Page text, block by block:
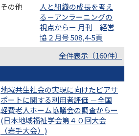
その他
人と組織の成長を考え
る－アンラーニングの
視点からー 月刊 経営
協２月号 508,4-5頁
全件表示（160件）
地域共生社会の実現に向けたピアサ
ポートに関する利用者評価 －全国
軽費老人ホーム協議会の調査からー
(日本地域福祉学会第４０回大会
（岩手大会）)